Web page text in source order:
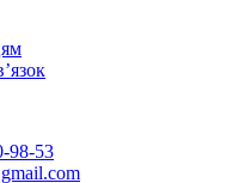
98-53